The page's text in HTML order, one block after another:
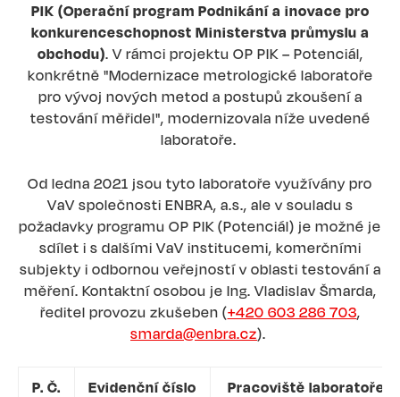
PIK (Operační program Podnikání a inovace pro
konkurenceschopnost Ministerstva průmyslu a
obchodu). V rámci projektu OP PIK – Potenciál,
konkrétně "Modernizace metrologické laboratoře
pro vývoj nových metod a postupů zkoušení a
testování měřidel", modernizovala níže uvedené
laboratoře.
Od ledna 2021 jsou tyto laboratoře využívány pro
VaV společnosti ENBRA, a.s., ale v souladu s
požadavky programu OP PIK (Potenciál) je možné je
sdílet i s dalšími VaV institucemi, komerčními
subjekty i odbornou veřejností v oblasti testování a
měření. Kontaktní osobou je Ing. Vladislav Šmarda,
ředitel provozu zkušeben (+420 603 286 703,
smarda@enbra.cz).
P. Č. Evidenční číslo Pracoviště laboratoře